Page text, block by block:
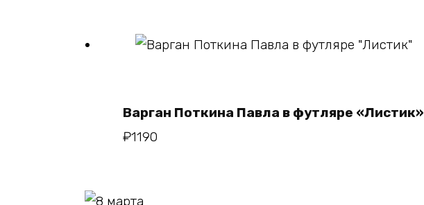
Варган Поткина Павла в футляре «Листик»
₽1190